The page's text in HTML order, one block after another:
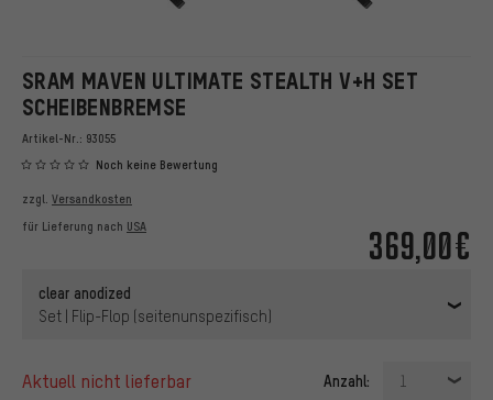
SRAM MAVEN ULTIMATE STEALTH V+H SET
SCHEIBENBREMSE
Artikel-Nr.: 93055
Noch keine Bewertung
369,00€
zzgl. Versandkosten
für Lieferung nach USA
clear anodized
Set | Flip-Flop (seitenunspezifisch)
aktuell nicht lieferbar Anzahl: 1